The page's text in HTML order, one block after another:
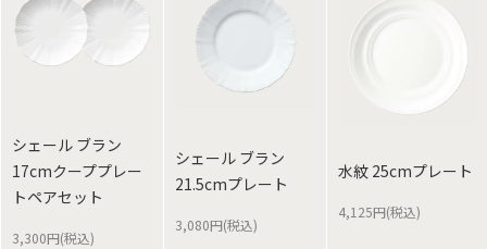
シェール ブラン
17cmクーププレー
トペアセット
3,300円(税込)
シェール ブラン
21.5cmプレート
3,080円(税込)
水紋 25cmプレート
4,125円(税込)